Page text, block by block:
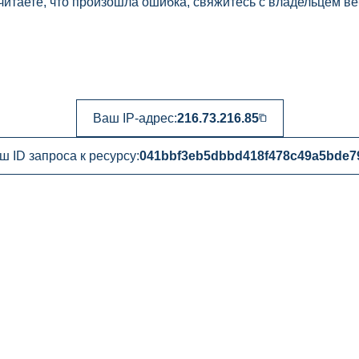
Ваш IP-адрес:216.73.216.85
ID запроса к ресурсу: